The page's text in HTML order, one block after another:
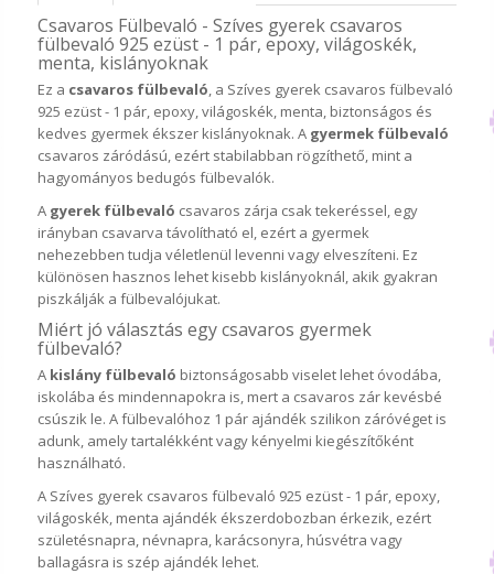
Csavaros Fülbevaló - Szíves gyerek csavaros
fülbevaló 925 ezüst - 1 pár, epoxy, világoskék,
menta, kislányoknak
Ez a csavaros fülbevaló, a Szíves gyerek csavaros fülbevaló
925 ezüst - 1 pár, epoxy, világoskék, menta, biztonságos és
kedves gyermek ékszer kislányoknak. A gyermek fülbevaló
csavaros záródású, ezért stabilabban rögzíthető, mint a
hagyományos bedugós fülbevalók.
A gyerek fülbevaló csavaros zárja csak tekeréssel, egy
irányban csavarva távolítható el, ezért a gyermek
nehezebben tudja véletlenül levenni vagy elveszíteni. Ez
különösen hasznos lehet kisebb kislányoknál, akik gyakran
piszkálják a fülbevalójukat.
Miért jó választás egy csavaros gyermek
fülbevaló?
A kislány fülbevaló biztonságosabb viselet lehet óvodába,
iskolába és mindennapokra is, mert a csavaros zár kevésbé
csúszik le. A fülbevalóhoz 1 pár ajándék szilikon záróvéget is
adunk, amely tartalékként vagy kényelmi kiegészítőként
használható.
A Szíves gyerek csavaros fülbevaló 925 ezüst - 1 pár, epoxy,
világoskék, menta ajándék ékszerdobozban érkezik, ezért
születésnapra, névnapra, karácsonyra, húsvétra vagy
ballagásra is szép ajándék lehet.